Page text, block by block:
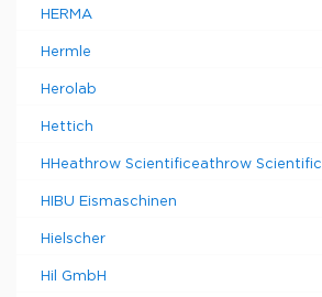
HERMA
Hermle
Herolab
Hettich
HHeathrow Scientificeathrow Scientific
HIBU Eismaschinen
Hielscher
Hil GmbH